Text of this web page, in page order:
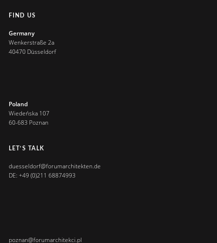
FIND US
Germany
Wenkerstraße 2a
40470 Düsseldorf
Poland
Wiedeńska 107
60-683 Poznan
LET’S TALK
duesseldorf@forumarchitekten.de
DE: +49 (0)211 68874993
poznan@forumarchitekci.pl